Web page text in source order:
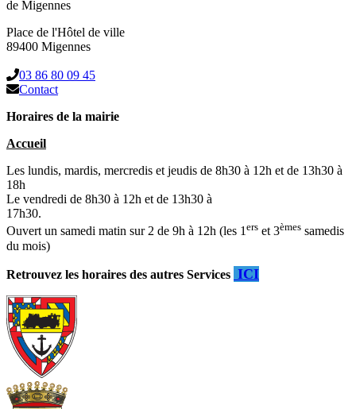
de Migennes
Place de l'Hôtel de ville
89400 Migennes
03 86 80 09 45
Contact
Horaires de la mairie
Accueil
Les lundis, mardis, mercredis et jeudis de 8h30 à 12h et de 13h30 à
18h
Le vendredi de 8h30 à 12h et de 13h30 à
17h30.
Ouvert un samedi matin sur 2 de 9h à 12h (les 1ers et 3èmes samedis
du mois)
Retrouvez les horaires des autres Services ICI